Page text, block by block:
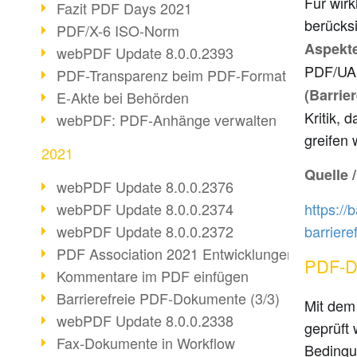
Fazit PDF Days 2021
PDF/X-6 ISO-Norm
webPDF Update 8.0.0.2393
PDF-Transparenz beim PDF-Format
E-Akte bei Behörden
webPDF: PDF-Anhänge verwalten
2021
webPDF Update 8.0.0.2376
webPDF Update 8.0.0.2374
webPDF Update 8.0.0.2372
PDF Association 2021 Entwicklungen
Kommentare im PDF einfügen
Barrierefreie PDF-Dokumente (3/3)
webPDF Update 8.0.0.2338
Fax-Dokumente in Workflow
PDF/
Kritik,
greifen
Quelle
https://
PDF-
Mit
geprüft